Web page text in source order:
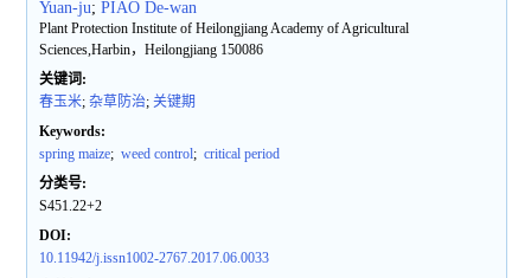
Yuan-ju;PIAO De-wan
Plant Protection Institute of Heilongjiang Academy of Agricultural
Sciences,Harbin，Heilongjiang 150086
关键词:
春玉米;杂草防治;关键期
Keywords:
spring maize; weed control; critical period
分类号:
S451.22+2
DOI:
10.11942/j.issn1002-2767.2017.06.0033